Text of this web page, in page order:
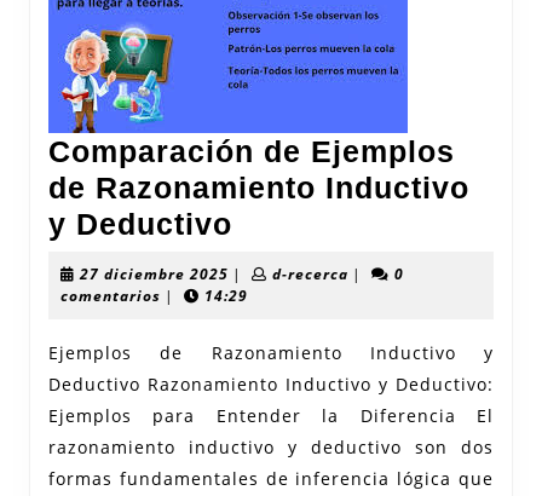
Comparación de Ejemplos
de Razonamiento Inductivo
y Deductivo
de
Ejemplos
Razonamiento
Inductivo
y
Deductivo
27 diciembre 2025 27
diciembre
| d-recercad-|
0
comentarios | 14:29
Ejemplos de Razonamiento Inductivo y
Deductivo Razonamiento Inductivo y Deductivo:
Ejemplos para Entender la Diferencia El
razonamiento inductivo y deductivo son dos
formas fundamentales de inferencia lógica que